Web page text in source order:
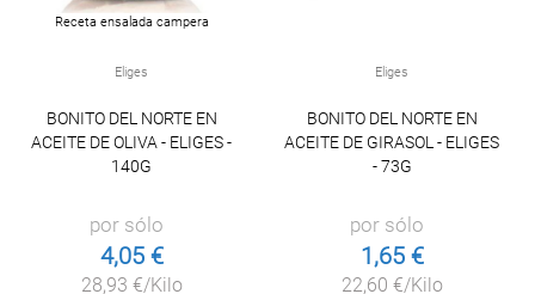
Receta ensalada campera
Eliges
BONITO DEL NORTE EN
ACEITE DE OLIVA - ELIGES -
140G
por sólo
4,05 €
28,93 €/Kilo
Eliges
BONITO DEL NORTE EN
ACEITE DE GIRASOL - ELIGES
- 73G
por sólo
1,65 €
22,60 €/Kilo